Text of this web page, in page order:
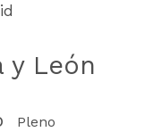
y León
Pleno